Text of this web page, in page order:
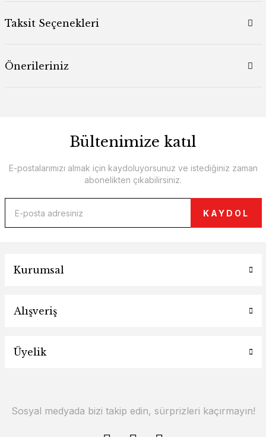
Taksit Seçenekleri
Önerileriniz
Bültenimize katıl
E-postalarımızı almak için kaydoluyorsunuz ve istediğiniz zaman
abonelikten çıkabilirsiniz.
KAYDOL
Kurumsal
Alışveriş
Üyelik
Sosyal medyada bizi takip edin, sürprizleri kaçırmayın!